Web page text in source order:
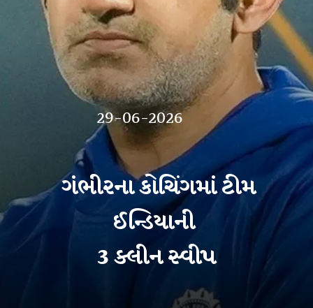
29-06-2026
ગંભીરના કોચિંગમાં ટીમ
ઈન્ડિયાની
3 ક્લીન સ્વીપ